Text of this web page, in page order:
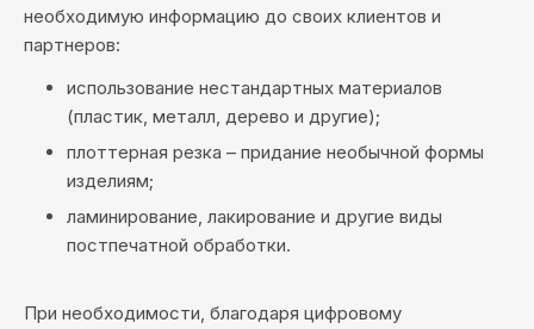
необходимую информацию до своих клиентов и
партнеров:
использование нестандартных материалов
(пластик, металл, дерево и другие);
плоттерная резка – придание необычной формы
изделиям;
ламинирование, лакирование и другие виды
постпечатной обработки.
При необходимости, благодаря цифровому